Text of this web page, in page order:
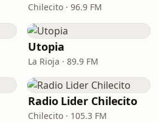
Chilecito · 96.9 FM
Utopia
La Rioja · 89.9 FM
Radio Lider Chilecito
Chilecito · 105.3 FM